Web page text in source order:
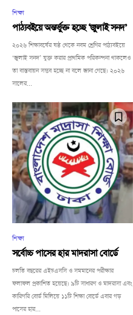
শিক্ষা
পাঠ্যবইয়ে অন্তর্ভুক্ত হচ্ছে ‘জুলাই সনদ’
২০২৬ শিক্ষাবর্ষের ষষ্ঠ থেকে নবম শ্রেণির পাঠ্যবইয়ে
‘জুলাই সনদ’ যুক্ত করার প্রাথমিক পরিকল্পনা থাকলেও
তা বাস্তবায়ন সম্ভব হচ্ছে না বলে জানা গেছে। ২০২৬
সালের...
শিক্ষা
সর্বোচ্চ পাসের হার মাদরাসা বোর্ডে
চলতি বছরের এইচএসসি ও সমমানের পরীক্ষার
ফলাফল প্রকাশিত হয়েছে। ৯টি সাধারণ ও মাদরাসা এবং
কারিগরি বোর্ড মিলিয়ে ১১টি শিক্ষা বোর্ডে এবার গড়
পাসের হার...